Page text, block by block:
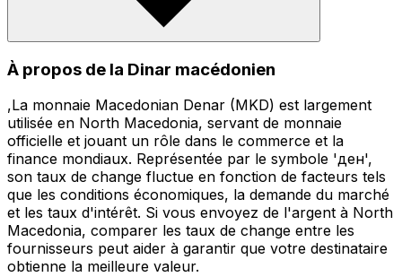
À propos de la Dinar macédonien
,La monnaie Macedonian Denar (MKD) est largement
utilisée en North Macedonia, servant de monnaie
officielle et jouant un rôle dans le commerce et la
finance mondiaux. Représentée par le symbole 'ден',
son taux de change fluctue en fonction de facteurs tels
que les conditions économiques, la demande du marché
et les taux d'intérêt. Si vous envoyez de l'argent à North
Macedonia, comparer les taux de change entre les
fournisseurs peut aider à garantir que votre destinataire
obtienne la meilleure valeur.